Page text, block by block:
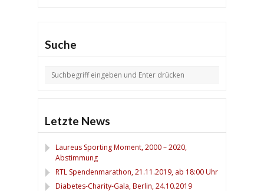
Suche
Letzte News
Laureus Sporting Moment, 2000 – 2020,
Abstimmung
RTL Spendenmarathon, 21.11.2019, ab 18:00 Uhr
Diabetes-Charity-Gala, Berlin, 24.10.2019